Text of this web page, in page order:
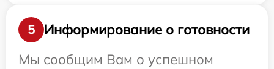
5
Информирование о готовности
Мы сообщим Вам о успешном